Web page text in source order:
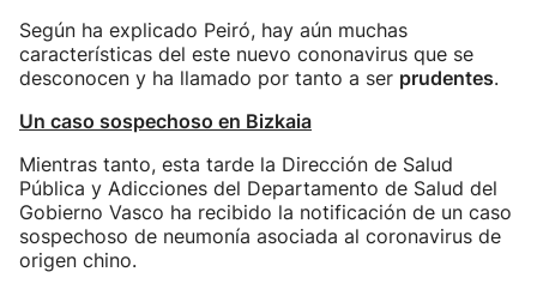
Según ha explicado Peiró, hay aún muchas
características del este nuevo cononavirus que se
desconocen y ha llamado por tanto a ser prudentes.
Un caso sospechoso en Bizkaia
Mientras tanto, esta tarde la Dirección de Salud
Pública y Adicciones del Departamento de Salud del
Gobierno Vasco ha recibido la notificación de un caso
sospechoso de neumonía asociada al coronavirus de
origen chino.